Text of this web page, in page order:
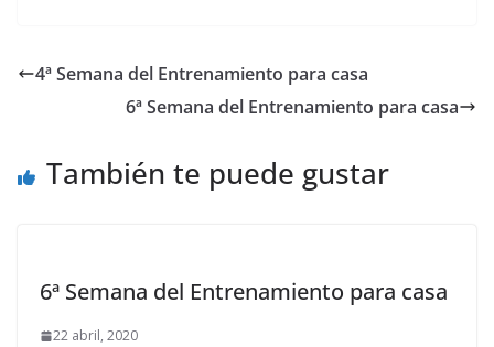
4ª Semana del Entrenamiento para casa
6ª Semana del Entrenamiento para casa
También te puede gustar
6ª Semana del Entrenamiento para casa
22 abril, 2020